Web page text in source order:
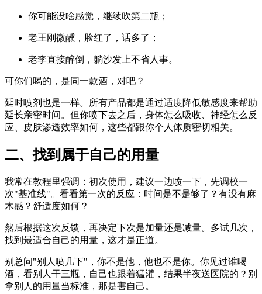
你可能没啥感觉，继续吹第二瓶；
老王刚微醺，脸红了，话多了；
老李直接醉倒，躺沙发上不省人事。
可你们喝的，是同一款酒，对吧？
延时喷剂也是一样。所有产品都是通过适度降低敏感度来帮助
延长亲密时间。但你喷下去之后，身体怎么吸收、神经怎么反
应、皮肤渗透效率如何，这些都跟你个人体质密切相关。
二、找到属于自己的用量
我常在教程里强调：初次使用，建议一边喷一下，先调校一
次"基准线"。看看第一次的反应：时间是不是够了？有没有麻
木感？舒适度如何？
然后根据这次反馈，再决定下次是加量还是减量。多试几次，
找到最适合自己的用量，这才是正道。
别总问"别人喷几下"，你不是他，他也不是你。你见过谁喝
酒，看别人干三瓶，自己也跟着猛灌，结果半夜送医院的？别
拿别人的用量当标准，那是害自己。